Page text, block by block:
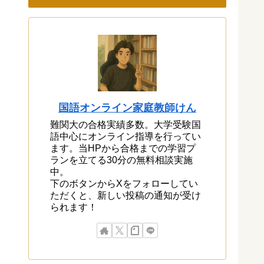
国語オンライン家庭教師けん
難関大の合格実績多数。大学受験国
語中心にオンライン指導を行ってい
ます。当HPから合格までの学習プ
ランを立てる30分の無料相談実施
中。
下のボタンからXをフォローしてい
ただくと、新しい投稿の通知が受け
られます！